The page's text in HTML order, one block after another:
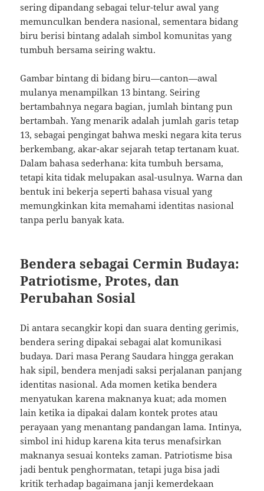
sering dipandang sebagai telur-telur awal yang
memunculkan bendera nasional, sementara bidang
biru berisi bintang adalah simbol komunitas yang
tumbuh bersama seiring waktu.
Gambar bintang di bidang biru—canton—awal
mulanya menampilkan 13 bintang. Seiring
bertambahnya negara bagian, jumlah bintang pun
bertambah. Yang menarik adalah jumlah garis tetap
13, sebagai pengingat bahwa meski negara kita terus
berkembang, akar-akar sejarah tetap tertanam kuat.
Dalam bahasa sederhana: kita tumbuh bersama,
tetapi kita tidak melupakan asal-usulnya. Warna dan
bentuk ini bekerja seperti bahasa visual yang
memungkinkan kita memahami identitas nasional
tanpa perlu banyak kata.
Bendera sebagai Cermin Budaya:
Patriotisme, Protes, dan
Perubahan Sosial
Di antara secangkir kopi dan suara denting gerimis,
bendera sering dipakai sebagai alat komunikasi
budaya. Dari masa Perang Saudara hingga gerakan
hak sipil, bendera menjadi saksi perjalanan panjang
identitas nasional. Ada momen ketika bendera
menyatukan karena maknanya kuat; ada momen
lain ketika ia dipakai dalam kontek protes atau
perayaan yang menantang pandangan lama. Intinya,
simbol ini hidup karena kita terus menafsirkan
maknanya sesuai konteks zaman. Patriotisme bisa
jadi bentuk penghormatan, tetapi juga bisa jadi
kritik terhadap bagaimana janji kemerdekaan